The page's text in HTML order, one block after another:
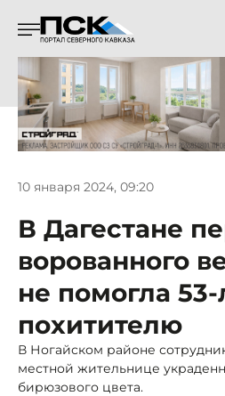
10 января 2024, 09:20
В Дагестане
ворованного
не помогла
похитителю
В Ногайском районе
местной жительнице
бирюзового цвета.